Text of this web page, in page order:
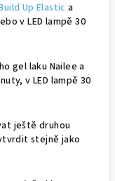
Up Elastic a
v LED lampě 30
gel laku Nailee a
v LED lampě 30
ještě druhou
stejně jako